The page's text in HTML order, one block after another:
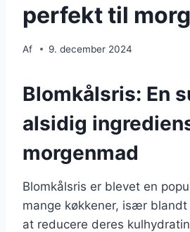
perfekt til
Af 9. december 2024
Blomkålsris: En
alsidig
morgenmad
Blomkålsris er blevet en
mange køkkener, især
at reducere deres